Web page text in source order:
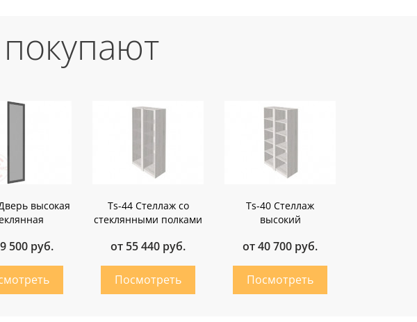
высокая
500 руб.
Ts-44 Стеллаж со
стеклянными полками
от 55 440 руб.
Ts-40 Стеллаж
высокий
от 40 700 руб.